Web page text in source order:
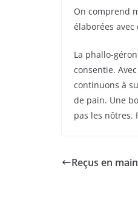
On comprend
élaborées avec
La phallo-
consentie.
continuons à
de pain. Une
pas les nôtres.
Reçus en